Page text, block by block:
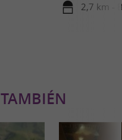
2,7 km -
TAMBIÉN